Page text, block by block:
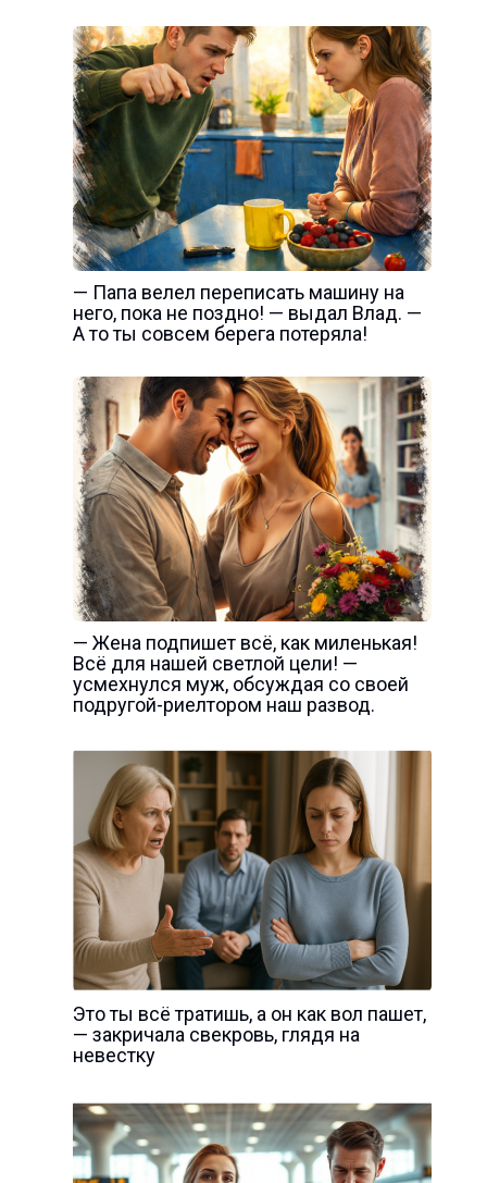
— Папа велел переписать машину на
него, пока не поздно! — выдал Влад. —
А то ты совсем берега потеряла!
— Жена подпишет всё, как миленькая!
Всё для нашей светлой цели! —
усмехнулся муж, обсуждая со своей
подругой-риелтором наш развод.
Это ты всё тратишь, а он как вол пашет,
— закричала свекровь, глядя на
невестку